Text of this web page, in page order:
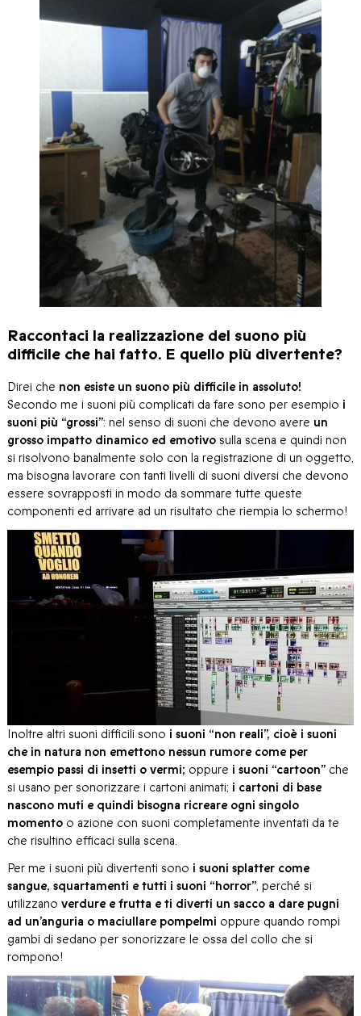
Raccontaci la realizzazione del suono più
difficile che hai fatto. E quello più divertente?
Direi che non esiste un suono più difficile in assoluto!
Secondo me i suoni più complicati da fare sono per esempio i
suoni più “grossi”: nel senso di suoni che devono avere un
grosso impatto dinamico ed emotivo sulla scena e quindi non
si risolvono banalmente solo con la registrazione di un oggetto,
ma bisogna lavorare con tanti livelli di suoni diversi che devono
essere sovrapposti in modo da sommare tutte queste
componenti ed arrivare ad un risultato che riempia lo schermo!
Inoltre altri suoni difficili sono i suoni “non reali”, cioè i suoni
che in natura non emettono nessun rumore come per
esempio passi di insetti o vermi; oppure i suoni “cartoon” che
si usano per sonorizzare i cartoni animati; i cartoni di base
nascono muti e quindi bisogna ricreare ogni singolo
momento o azione con suoni completamente inventati da te
che risultino efficaci sulla scena.
Per me i suoni più divertenti sono i suoni splatter come
sangue, squartamenti e tutti i suoni “horror”, perché si
utilizzano verdure e frutta e ti diverti un sacco a dare pugni
ad un’anguria o maciullare pompelmi oppure quando rompi
gambi di sedano per sonorizzare le ossa del collo che si
rompono!